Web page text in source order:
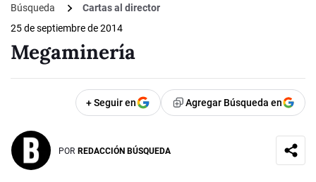
Búsqueda
Cartas al director
25 de septiembre de 2014
Megaminería
+ Seguir en Agregar Búsqueda en
POR REDACCIÓN BÚSQUEDA